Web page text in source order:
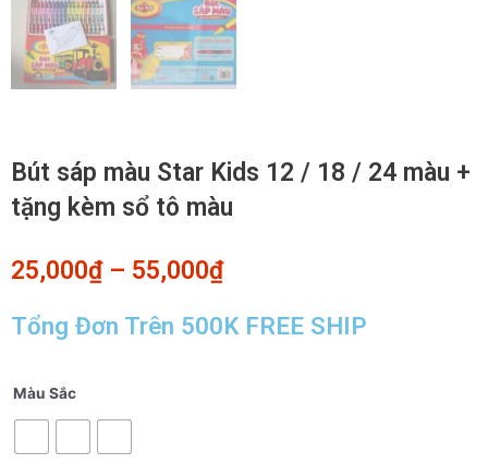
Bút sáp màu Star Kids 12 / 18 / 24 màu +
tặng kèm sổ tô màu
25,000₫– 55,000₫
Tổng Đơn Trên 500K FREE SHIP
Màu Sắc
Bút